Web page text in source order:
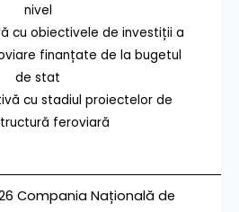
nivel
cu obiectivele de investiții a
finanțate de la bugetul
de stat
cu stadiul proiectelor de
feroviară
Compania Națională de